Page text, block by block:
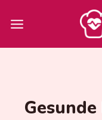
Inhalt